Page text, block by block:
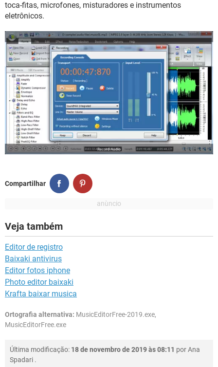
toca-fitas, microfones, misturadores e instrumentos
eletrônicos.
Compartilhar
Veja também
Editor de registro
Baixaki antivirus
Editor fotos iphone
Photo editor baixaki
Krafta baixar musica
Ortografia alternativa: MusicEditorFree-2019.exe,
MusicEditorFree.exe
Última modificação: 18 de novembro de 2019 às 08:11 porAna
Spadari .